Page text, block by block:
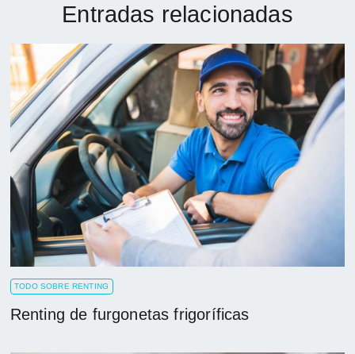
Entradas relacionadas
TODO SOBRE RENTING
Renting de furgonetas frigoríficas